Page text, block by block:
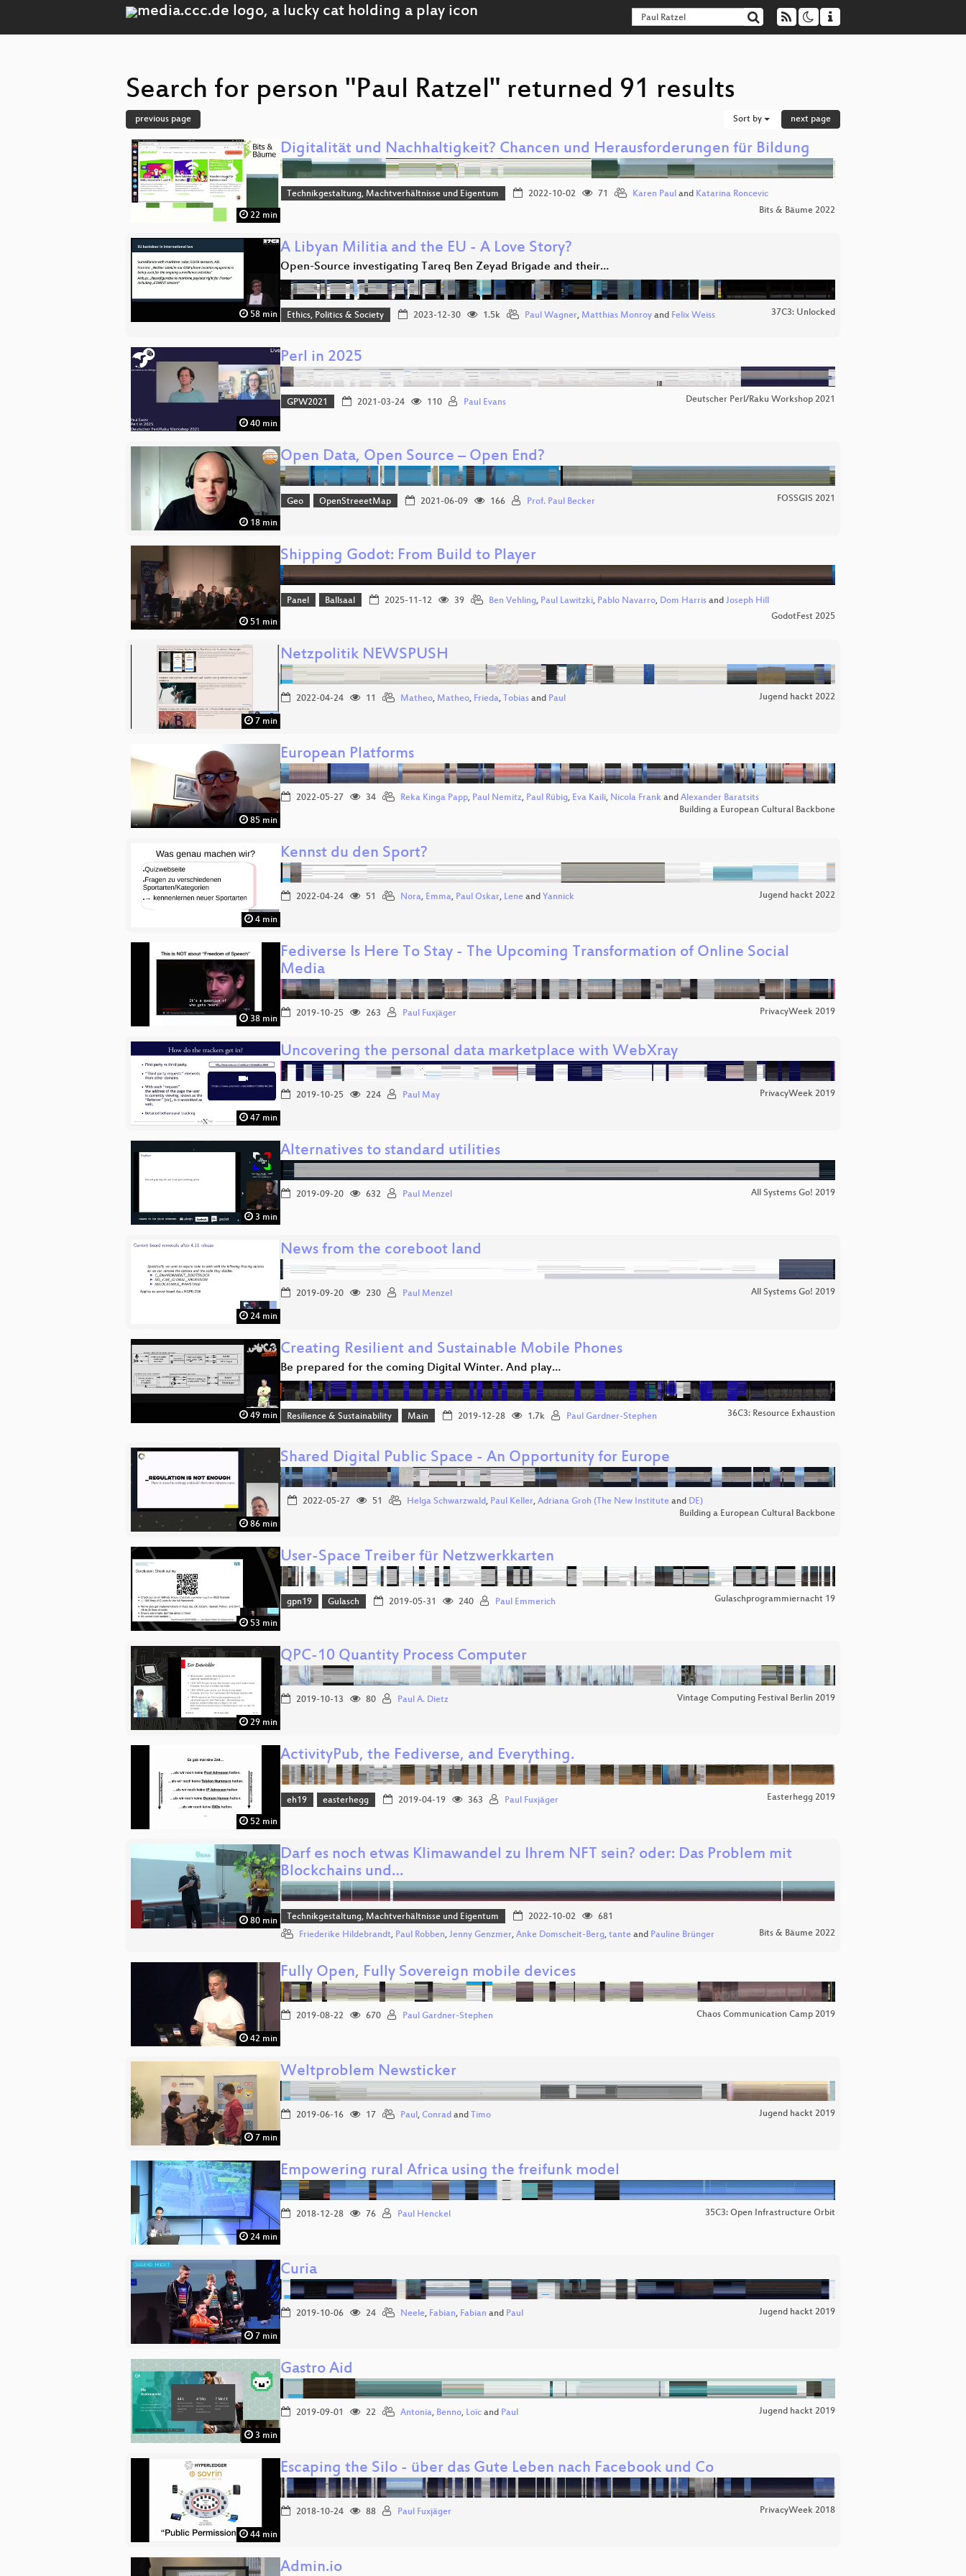
Search for person "Paul Ratzel" returned 91 results
previous page Sort by next page
22 min
Digitalität und Nachhaltigkeit? Chancen und Herausforderungen für Bildung
Technikgestaltung, Machtverhältnisse und Eigentum 2022-10-02 71 Karen Pauland Katarina Roncevic
Bits & Bäume 2022
58 min
A Libyan Militia and the EU - A Love Story?
Open-Source investigating Tareq Ben Zeyad Brigade and their…
Ethics, Politics & Society 2023-12-30 1.5k Paul Wagner, Matthias Monroyand Felix Weiss 37C3: Unlocked
40 min
Perl in 2025
GPW2021 2021-03-24 110 Paul Evans Deutscher Perl/Raku Workshop 2021
18 min
Open Data, Open Source – Open End?
Geo OpenStreeetMap 2021-06-09 166 Prof. Paul Becker FOSSGIS 2021
51 min
Shipping Godot: From Build to Player
Panel Ballsaal 2025-11-12 39 Ben Vehling, Paul Lawitzki, Pablo Navarro, Dom Harrisand Joseph Hill
GodotFest 2025
7 min
Netzpolitik NEWSPUSH
2022-04-24 11 Matheo, Matheo, Frieda, Tobias and Paul Jugend hackt 2022
85 min
European Platforms
2022-05-27 34 Reka Kinga Papp, Paul Nemitz, Paul Rübig, Eva Kaili, Nicola Frank and Alexander Baratsits
Building a European Cultural Backbone
4 min
Kennst du den Sport?
2022-04-24 51 Nora, Emma, Paul Oskar, Lene and Yannick Jugend hackt 2022
38 min
Fediverse Is Here To Stay - The Upcoming Transformation of Online Social
Media
2019-10-25 263 Paul Fuxjäger PrivacyWeek 2019
47 min
Uncovering the personal data marketplace with WebXray
2019-10-25 224 Paul May PrivacyWeek 2019
3 min
Alternatives to standard utilities
2019-09-20 632 Paul Menzel All Systems Go! 2019
24 min
News from the coreboot land
2019-09-20 230 Paul Menzel All Systems Go! 2019
49 min
Creating Resilient and Sustainable Mobile Phones
Be prepared for the coming Digital Winter. And play…
Resilience & Sustainability Main 2019-12-28 1.7k Paul Gardner-Stephen 36C3: Resource Exhaustion
86 min
Shared Digital Public Space - An Opportunity for Europe
2022-05-27 51 Helga Schwarzwald, Paul Keller, Adriana Groh (The New Institute and DE)
Building a European Cultural Backbone
53 min
User-Space Treiber für Netzwerkkarten
gpn19 Gulasch 2019-05-31 240 Paul Emmerich Gulaschprogrammiernacht 19
29 min
QPC-10 Quantity Process Computer
2019-10-13 80 Paul A. Dietz Vintage Computing Festival Berlin 2019
52 min
ActivityPub, the Fediverse, and Everything.
eh19 easterhegg 2019-04-19 363 Paul Fuxjäger Easterhegg 2019
80 min
Darf es noch etwas Klimawandel zu Ihrem NFT sein? oder: Das Problem mit
Blockchains und…
Technikgestaltung, Machtverhältnisse und Eigentum 2022-10-02
681
Friederike Hildebrandt, Paul Robben, Jenny Genzmer, Anke Domscheit-Berg, tante and Pauline Brünger Bits & Bäume 2022
42 min
Fully Open, Fully Sovereign mobile devices
2019-08-22 670 Paul Gardner-Stephen Chaos Communication Camp 2019
7 min
Weltproblem Newsticker
2019-06-16 17 Paul , Conrad and Timo Jugend hackt 2019
24 min
Empowering rural Africa using the freifunk model
2018-12-28 76 Paul Henckel 35C3: Open Infrastructure Orbit
7 min
Curia
2019-10-06 24 Neele, Fabian, Fabian and Paul Jugend hackt 2019
3 min
Gastro Aid
2019-09-01 22 Antonia, Benno, Loïc and Paul Jugend hackt 2019
44 min
Escaping the Silo - über das Gute Leben nach Facebook und Co
2018-10-24 88 Paul Fuxjäger PrivacyWeek 2018
Admin.io